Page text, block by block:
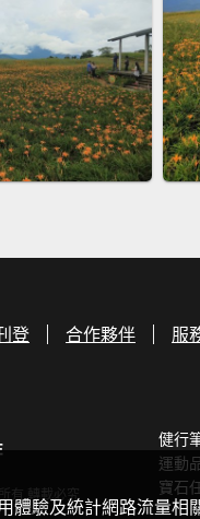
登 合作夥伴 服
有 轉載必究
健行
運動
寶石
體驗及統計網路流量